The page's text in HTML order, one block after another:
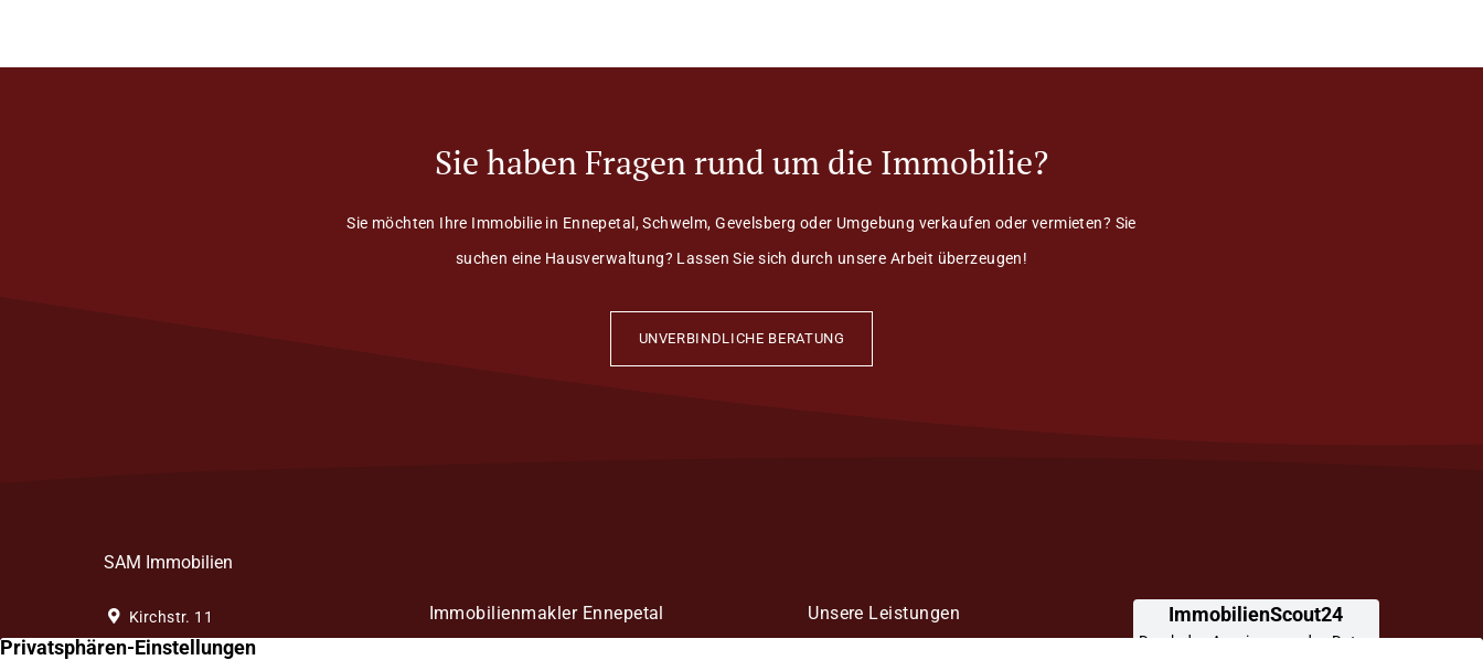
Sie haben Fragen rund um die Immobilie?
Sie möchten Ihre Immobilie in Ennepetal, Schwelm, Gevelsberg oder Umgebung verkaufen oder vermieten? Sie
suchen eine Hausverwaltung? Lassen Sie sich durch unsere Arbeit überzeugen!
UNVERBINDLICHE BERATUNG
SAM Immobilien
Kirchstr. 11
58256 Ennepetal
Immobilienmakler Ennepetal Unsere Leistungen